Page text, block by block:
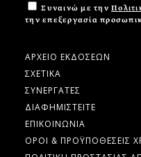
Συναινώ με την
την επεξεργασία
ΑΡΧΕΙΟ ΕΚΔΟΣΕΩΝ
ΣΧΕΤΙΚΑ
ΣΥΝΕΡΓΑΤΕΣ
ΔΙΑΦΗΜΙΣΤΕΙΤΕ
ΕΠΙΚΟΙΝΩΝΙΑ
ΟΡΟΙ & ΠΡΟΫΠΟΘΕΣΕΙΣ